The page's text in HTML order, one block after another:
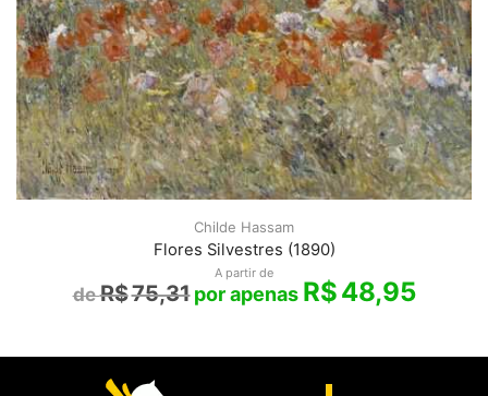
Childe Hassam
Flores Silvestres (1890)
A partir de
R$75,31 R$48,95